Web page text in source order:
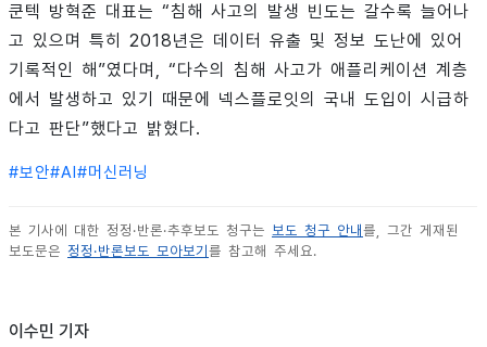
쿤텍 방혁준 대표는 “침해 사고의 발생 빈도는 갈수록 늘어나
고 있으며 특히 2018년은 데이터 유출 및 정보 도난에 있어
기록적인 해”였다며, “다수의 침해 사고가 애플리케이션 계층
에서 발생하고 있기 때문에 넥스플로잇의 국내 도입이 시급하
다고 판단”했다고 밝혔다.
#보안#AI#머신러닝
본 기사에 대한 정정·반론·추후보도 청구는 보도 청구 안내 를, 그간 게재된
보도문은 정정·반론보도 모아보기 를 참고해 주세요.
이수민 기자